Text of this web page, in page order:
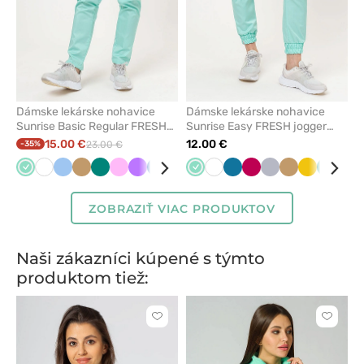
Dámske lekárske nohavice
Sunrise Basic Regular FRESH
mätové
-35% 15.00 €23.00 €
Mátová
Biela ModráBéžováZelenáRužováFialováKrálovska
Námornícky
KoralováBurgundová
Žltá ČiernaLevandulová
SlivkováKaribská
Dámske lekárske nohavice
Sunrise Easy FRESH jogger
mätové
12.00 €
Mátová
BielaKaribskáSlivkováŠedáBéžová
Žltá Zelená
ZOBRAZIŤ VIAC PRODUKTOV
Naši zákazníci kúpené s týmto
produktom tiež:
Kliknite
Kliknite